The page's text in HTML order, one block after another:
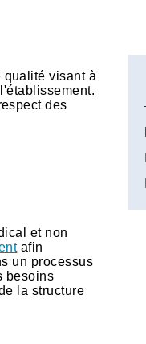
qualité visant à
des
et non
afin
un processus
besoins
la structure